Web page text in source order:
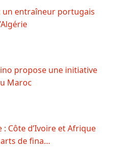
un entraîneur portugais
propose une initiative
Maroc
: Côte d’Ivoire et Afrique
de fina…